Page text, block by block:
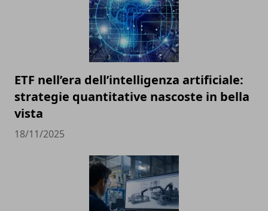
ETF nell’era dell’intelligenza artificiale:
strategie quantitative nascoste in bella
vista
18/11/2025